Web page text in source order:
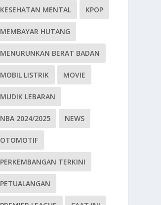
KESEHATAN MENTAL KPOP
MEMBAYAR HUTANG
MENURUNKAN BERAT BADAN
MOBIL LISTRIK MOVIE
MUDIK LEBARAN
NBA 2024/2025 NEWS
OTOMOTIF
PERKEMBANGAN TERKINI
PETUALANGAN